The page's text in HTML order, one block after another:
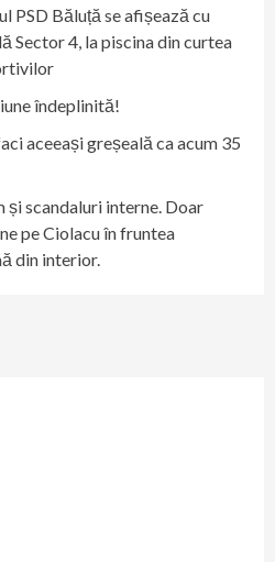
PSD Băluță se afișează cu
Sector 4, la piscina din curtea
îndeplinită!
aceeași greșeală ca acum 35
și scandaluri interne. Doar
pe Ciolacu în fruntea
din interior.